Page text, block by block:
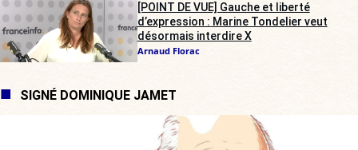
[POINT DE VUE] Gauche et liberté
d’expression : Marine Tondelier veut
désormais interdire X
Arnaud Florac
SIGNÉ DOMINIQUE JAMET